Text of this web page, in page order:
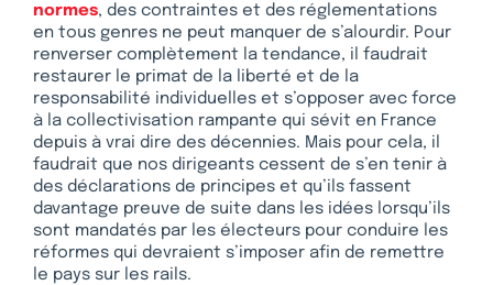
normes, des contraintes et des réglementations
en tous genres ne peut manquer de s’alourdir. Pour
renverser complètement la tendance, il faudrait
restaurer le primat de la liberté et de la
responsabilité individuelles et s’opposer avec force
à la collectivisation rampante qui sévit en France
depuis à vrai dire des décennies. Mais pour cela, il
faudrait que nos dirigeants cessent de s’en tenir à
des déclarations de principes et qu’ils fassent
davantage preuve de suite dans les idées lorsqu’ils
sont mandatés par les électeurs pour conduire les
réformes qui devraient s’imposer afin de remettre
le pays sur les rails.